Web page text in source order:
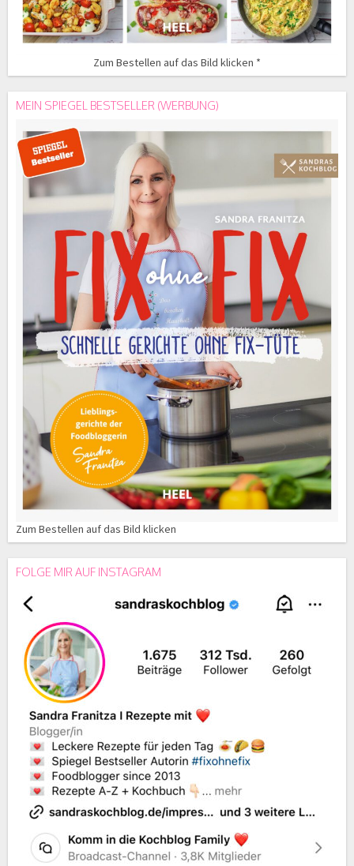
Zum Bestellen auf das Bild klicken *
MEIN SPIEGEL BESTSELLER (WERBUNG)
Zum Bestellen auf das Bild klicken
FOLGE MIR AUF INSTAGRAM